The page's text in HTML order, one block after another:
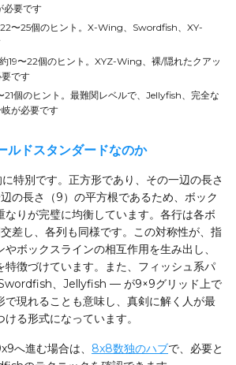
必要です
〜25個のヒント。X-Wing、Swordfish、XY-
19〜22個のヒント。XYZ-Wing、裸/隠れたクアッ
です
21個のヒント。最難関レベルで、Jellyfish、完全な
が必要です
ルドスタンダードなのか
特別です。正方形であり、その一辺の長さ
辺の長さ（9）の平方根であるため、ボック
なりが完璧に均衡しています。各行は各ボ
差し、各列も同様です。この対称性が、指
ボックスラインの相互作用を生み出し、
特徴づけています。また、フィッシュ系パ
、Jellyfish — が9×9グリッド上で
で現れることも意味し、真剣に解く人が最
る形式になっています。
へ進む場合は、 8x8数独のハブで、必要と